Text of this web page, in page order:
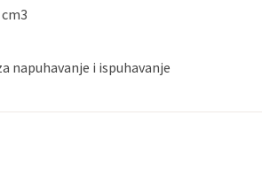
napuhavanje i ispuhavanje